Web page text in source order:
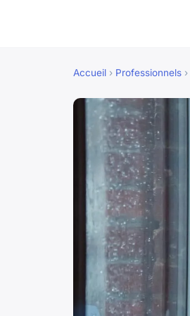
Accueil › Professionnels ›